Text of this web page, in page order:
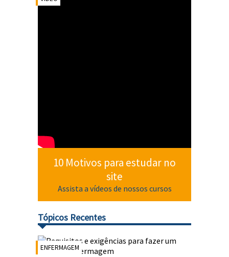
10 Motivos para estudar no
site
Assista a vídeos de nossos cursos
Tópicos Recentes
ENFERMAGEM